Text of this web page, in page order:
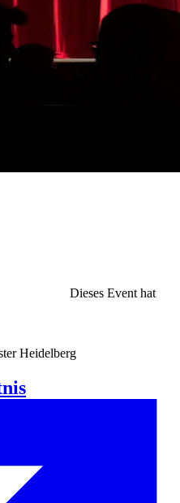
Dieses Event hat
Heidelberg